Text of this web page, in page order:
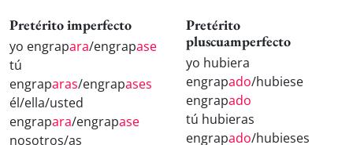
Pretérito imperfecto
yo engrapara/engrapase
tú
engraparas/engrapases
él/ella/usted
engrapara/engrapase
nosotros/as
Pretérito
pluscuamperfecto
yo hubiera
engrapado/hubiese
engrapado
tú hubieras
engrapado/hubieses